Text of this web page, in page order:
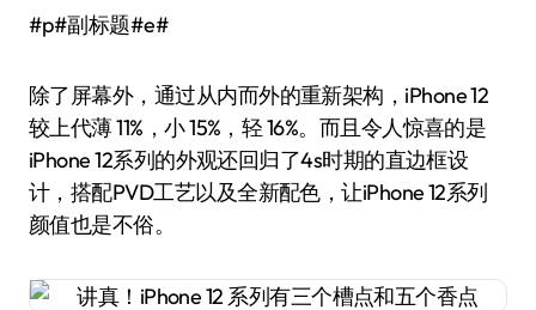
#p#副标题#e#
除了屏幕外，通过从内而外的重新架构，iPhone 12
较上代薄 11%，小 15%，轻 16%。而且令人惊喜的是
iPhone 12系列的外观还回归了4s时期的直边框设
计，搭配PVD工艺以及全新配色，让iPhone 12系列
颜值也是不俗。